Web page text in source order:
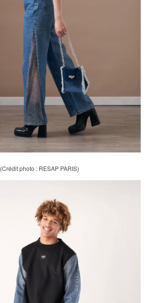
(Crédit photo : RESAP PARIS)